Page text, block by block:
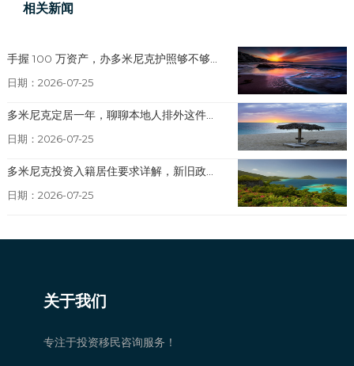
相关新闻
手握 100 万资产，办多米尼克护照够不够...
日期：2026-07-25
多米尼克定居一年，聊聊本地人排外这件...
日期：2026-07-25
多米尼克投资入籍居住要求详解，新旧政...
日期：2026-07-25
关于我们
专注于投资移民咨询服务！